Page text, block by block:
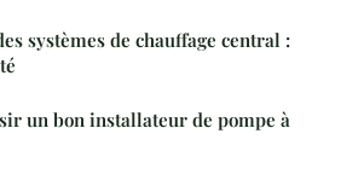
systèmes de chauffage central :
un bon installateur de pompe à